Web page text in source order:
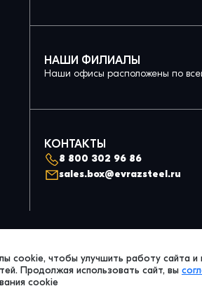
cookie, чтобы улучшить работу сайта и
Продолжая использовать сайт, вы
cookie
НАШИ ФИЛИАЛЫ
Наши офисы расположены по
КОНТАКТЫ
8 800 302 96 86
sales.box@evrazsteel.ru
© 2026 Evraz Steel Box. All Right Reserved.